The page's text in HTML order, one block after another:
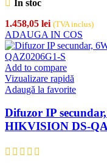
În stoc
1.458,05 lei (TVA inclus)
ADAUGA IN COS
Add to compare
Vizualizare rapidă
Adaugă la favorite
Difuzor IP
HIKVISION DS-